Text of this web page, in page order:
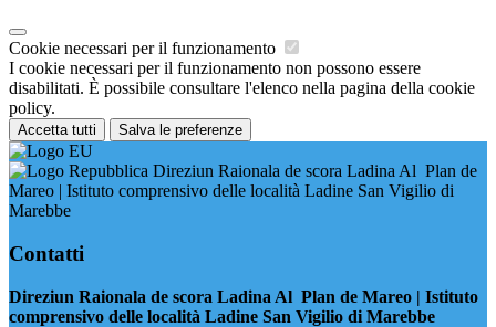
Cookie necessari per il funzionamento
I cookie necessari per il funzionamento non possono essere
disabilitati. È possibile consultare l'elenco nella pagina della cookie
policy.
Accetta tutti Salva le preferenze
Direziun Raionala de scora Ladina Al Plan de
Mareo | Istituto comprensivo delle località Ladine San Vigilio di
Marebbe
Contatti
Direziun Raionala de scora Ladina Al Plan de Mareo | Istituto
comprensivo delle località Ladine San Vigilio di Marebbe